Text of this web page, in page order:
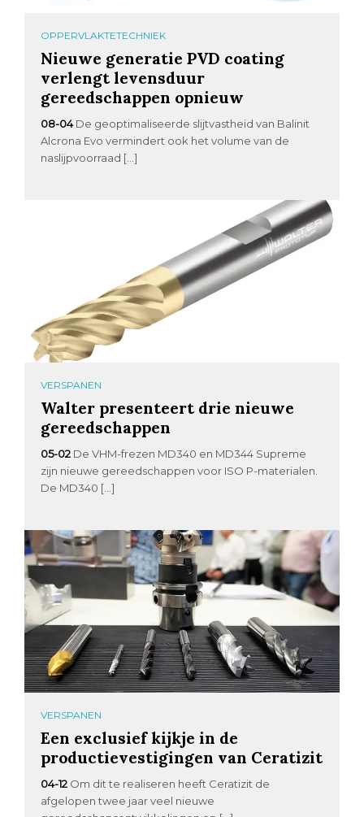
OPPERVLAKTETECHNIEK
Nieuwe generatie PVD coating
verlengt levensduur
gereedschappen opnieuw
08-04 De geoptimaliseerde slijtvastheid van Balinit
Alcrona Evo vermindert ook het volume van de
naslijpvoorraad […]
VERSPANEN
Walter presenteert drie nieuwe
gereedschappen
05-02 De VHM-frezen MD340 en MD344 Supreme
zijn nieuwe gereedschappen voor ISO P-materialen.
De MD340 […]
VERSPANEN
Een exclusief kijkje in de
productievestigingen van Ceratizit
04-12 Om dit te realiseren heeft Ceratizit de
afgelopen twee jaar veel nieuwe